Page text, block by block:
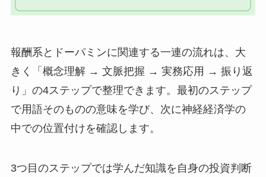
報酬系とドーパミンに関連する一連の流れは、大
きく「概念理解 → 文脈把握 → 実務応用 → 振り返
り」の4ステップで整理できます。最初のステップ
で用語そのものの意味を学び、次に神経経済学の
中での位置付けを確認します。
3つ目のステップでは学んだ知識を自身の投資判断